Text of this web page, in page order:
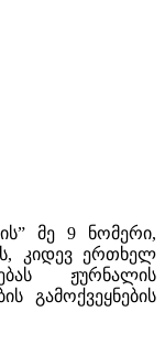
მე 9 ნომერი,
კიდევ ერთხელ
ჟურნალის
გამოქვეყნების